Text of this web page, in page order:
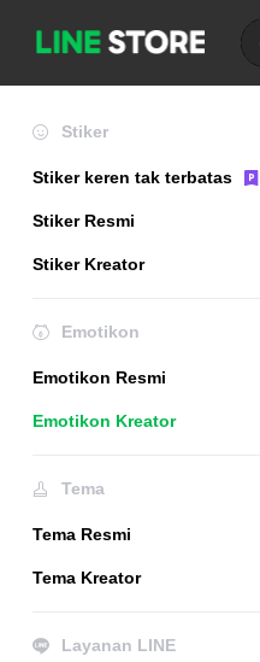
Stiker
Stiker keren tak terbatas
Stiker Resmi
Stiker Kreator
Emotikon
Emotikon Resmi
Emotikon Kreator
Tema
Tema Resmi
Tema Kreator
Layanan LINE